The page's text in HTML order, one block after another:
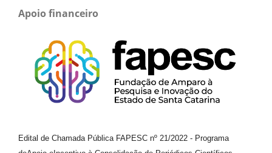
Apoio financeiro
Edital de Chamada Pública FAPESC nº 21/2022 - Programa